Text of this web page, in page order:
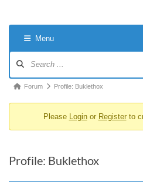
Menu
Navigation
Forum
You
here:
Forum Profile: Buklethox
Please Loginor Registerto
Profile: Buklethox